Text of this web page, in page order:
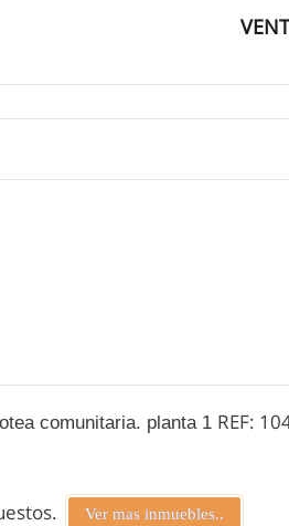
comunitaria. planta 1 REF:
Ver mas inmuebles..